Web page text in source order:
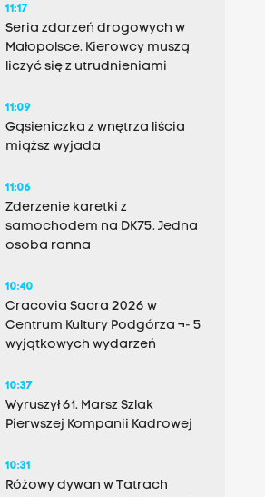
11:17
Seria zdarzeń drogowych w
Małopolsce. Kierowcy muszą
liczyć się z utrudnieniami
11:09
Gąsieniczka z wnętrza liścia
miąższ wyjada
11:06
Zderzenie karetki z
samochodem na DK75. Jedna
osoba ranna
10:40
Cracovia Sacra 2026 w
Centrum Kultury Podgórza ¬- 5
wyjątkowych wydarzeń
10:37
Wyruszył 61. Marsz Szlak
Pierwszej Kompanii Kadrowej
10:31
Różowy dywan w Tatrach